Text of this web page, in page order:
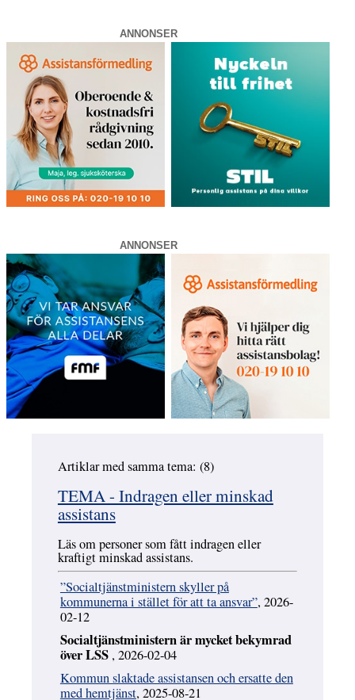
ANNONSER
ANNONSER
Artiklar med samma tema: (8)
TEMA - Indragen eller minskad
assistans
Läs om personer som fått indragen eller
kraftigt minskad assistans.
”Socialtjänstministern skyller på
kommunerna i stället för att ta ansvar”, 2026-
02-12
Socialtjänstministern är mycket bekymrad
över LSS , 2026-02-04
Kommun slaktade assistansen och ersatte den
med hemtjänst, 2025-08-21